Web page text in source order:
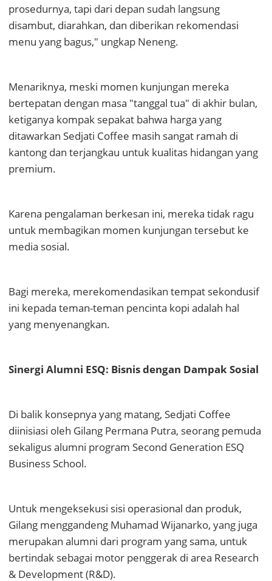
prosedurnya, tapi dari depan sudah langsung
disambut, diarahkan, dan diberikan rekomendasi
menu yang bagus," ungkap Neneng.
Menariknya, meski momen kunjungan mereka
bertepatan dengan masa "tanggal tua" di akhir bulan,
ketiganya kompak sepakat bahwa harga yang
ditawarkan Sedjati Coffee masih sangat ramah di
kantong dan terjangkau untuk kualitas hidangan yang
premium.
Karena pengalaman berkesan ini, mereka tidak ragu
untuk membagikan momen kunjungan tersebut ke
media sosial.
Bagi mereka, merekomendasikan tempat sekondusif
ini kepada teman-teman pencinta kopi adalah hal
yang menyenangkan.
Sinergi Alumni ESQ: Bisnis dengan Dampak Sosial
Di balik konsepnya yang matang, Sedjati Coffee
diinisiasi oleh Gilang Permana Putra, seorang pemuda
sekaligus alumni program Second Generation ESQ
Business School.
Untuk mengeksekusi sisi operasional dan produk,
Gilang menggandeng Muhamad Wijanarko, yang juga
merupakan alumni dari program yang sama, untuk
bertindak sebagai motor penggerak di area Research
& Development (R&D).